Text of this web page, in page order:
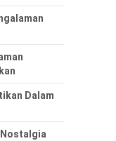
Dalam
Nostalgia